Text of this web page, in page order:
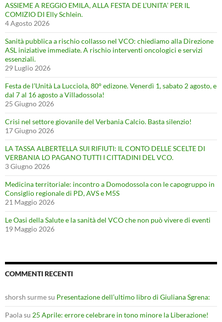
ASSIEME A REGGIO EMILA, ALLA FESTA DE L’UNITA’ PER IL
COMIZIO DI Elly Schlein.
4 Agosto 2026
Sanità pubblica a rischio collasso nel VCO: chiediamo alla Direzione
ASL iniziative immediate. A rischio interventi oncologici e servizi
essenziali.
29 Luglio 2026
Festa de l’Unità La Lucciola, 80° edizone. Venerdì 1, sabato 2 agosto, e
dal 7 al 16 agosto a Villadossola!
25 Giugno 2026
Crisi nel settore giovanile del Verbania Calcio. Basta silenzio!
17 Giugno 2026
LA TASSA ALBERTELLA SUI RIFIUTI: IL CONTO DELLE SCELTE DI
VERBANIA LO PAGANO TUTTI I CITTADINI DEL VCO.
3 Giugno 2026
Medicina territoriale: incontro a Domodossola con le capogruppo in
Consiglio regionale di PD, AVS e M5S
21 Maggio 2026
Le Oasi della Salute e la sanità del VCO che non può vivere di eventi
19 Maggio 2026
COMMENTI RECENTI
shorsh surmesu Presentazione dell’ultimo libro di Giuliana Sgrena:
Paolasu 25 Aprile: errore celebrare in tono minore la Liberazione!